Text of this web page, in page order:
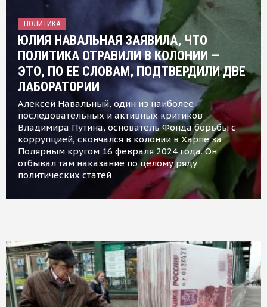
ПОЛИТИКА
ЮЛИЯ НАВАЛЬНАЯ ЗАЯВИЛА, ЧТО
ПОЛИТИКА ОТРАВИЛИ В КОЛОНИИ —
ЭТО, ПО ЕЕ СЛОВАМ, ПОДТВЕРДИЛИ ДВЕ
ЛАБОРАТОРИИ
Алексей Навальный, один из наиболее
последовательных и активных критиков
Владимира Путина, основатель Фонда борьбы с
коррупцией, скончался в колонии в Харпе за
Полярным кругом 16 февраля 2024 года. Он
отбывал там наказание по целому ряду
политических статей